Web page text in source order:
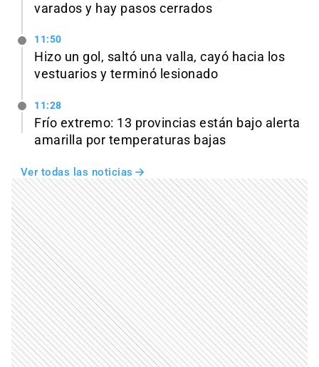
varados y hay pasos cerrados
11:50
Hizo un gol, saltó una valla, cayó hacia los
vestuarios y terminó lesionado
11:28
Frío extremo: 13 provincias están bajo alerta
amarilla por temperaturas bajas
Ver todas las noticias